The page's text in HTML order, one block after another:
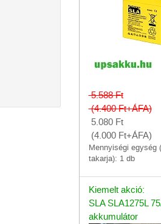
5.588Ft
(4.400Ft+ÁFA)
5.080 Ft
(4.000 Ft+ÁFA)
Mennyiségi egység
takarja): 1 db
Kiemelt akció:
SLA SLA1275L
akkumulátor